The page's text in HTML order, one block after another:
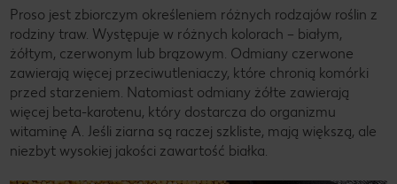
Proso jest zbiorczym określeniem różnych rodzajów roślin z
rodziny traw. Występuje w różnych kolorach – białym,
żółtym, czerwonym lub brązowym. Odmiany czerwone
zawierają więcej przeciwutleniaczy, które chronią komórki
przed starzeniem. Natomiast odmiany żółte zawierają
więcej beta-karotenu, który dostarcza do organizmu
witaminę A. Jeśli ziarna są raczej szkliste, mają większą, ale
niezbyt wysokiej jakości zawartość białka.